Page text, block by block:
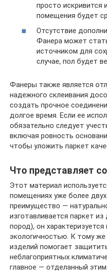
просто искривится
помещения будет
Отсутствие
Фанера может
источником для
случае, пол будет
Фанеры также является
надежного склеивания
создать прочное
долгое время. Если ее
обязательно следует
включая ровность
чтобы уложить паркет
Что представляет
Этот материал
помещениях уже более
преимущество —
изготавливается паркет
пород), он
экологичностью. К тому
изделий помогает
неблагоприятных
главное — отделанный